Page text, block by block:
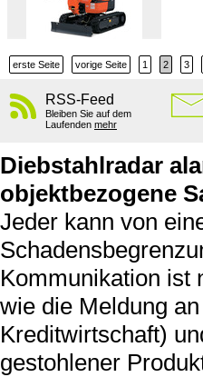
erste Seite vorige Seite 1 2 3
RSS-Feed
Bleiben Sie auf dem
Laufenden mehr
Diebstahlradar
objektbezogene
Jeder kann von
Kommunikation ist
wie die Meldung
Kreditwirtschaft)
gestohlener